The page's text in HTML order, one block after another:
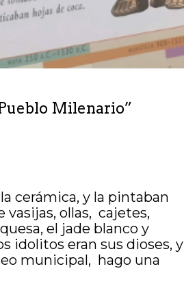
Milenario”
cerámica, y la pintaban
ollas, cajetes,
el jade blanco y
idolitos eran sus dioses, y
municipal, hago una